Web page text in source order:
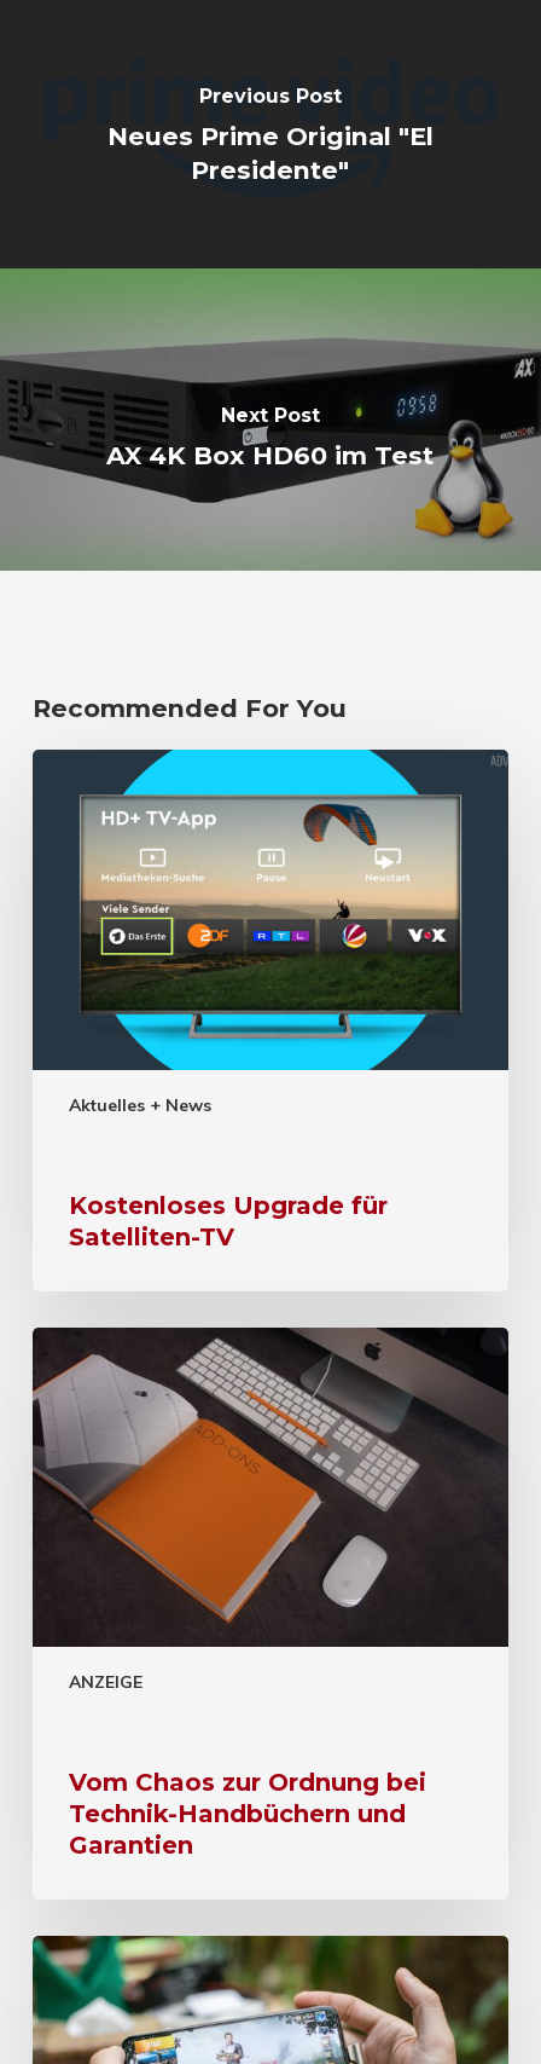
Previous Post
Neues Prime Original "El
Presidente"
Next Post
AX 4K Box HD60 im Test
Recommended For You
Aktuelles + News
Kostenloses Upgrade für
Satelliten-TV
ANZEIGE
Vom Chaos zur Ordnung bei
Technik-Handbüchern und
Garantien